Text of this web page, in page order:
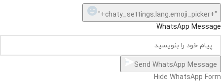
شاید
بتونیم
تهیه
Hide
chaty